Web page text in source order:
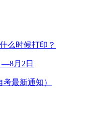
么时候打印？
月2日
最新通知）